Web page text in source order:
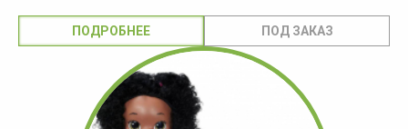
ПОДРОБНЕЕ